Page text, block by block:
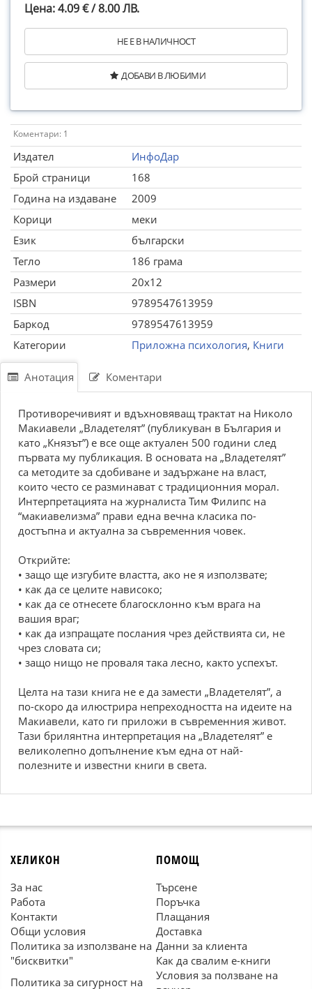
Цена: 4.09 € / 8.00 ЛВ.
НЕ Е В НАЛИЧНОСТ
ДОБАВИ В ЛЮБИМИ
Коментари: 1
Издател
ИнфоДар
Брой страници
168
Година на издаване
2009
Корици
меки
Език
български
Тегло
186 грама
Размери
20x12
ISBN
9789547613959
Баркод
9789547613959
Категории
Приложна психология, Книги
Анотация Коментари
Противоречивият и вдъхновяващ трактат на Николо
Макиавели „Владетелят” (публикуван в България и
като „Князът”) е все още актуален 500 години след
първата му публикация. В основата на „Владетелят”
са методите за сдобиване и задържане на власт,
които често се разминават с традиционния морал.
Интерпретацията на журналиста Тим Филипс на
“макиавелизма” прави една вечна класика по-
достъпна и актуална за съвременния човек.
Открийте:
• защо ще изгубите властта, ако не я използвате;
• как да се целите нависоко;
• как да се отнесете благосклонно към врага на
вашия враг;
• как да изпращате послания чрез действията си, не
чрез словата си;
• защо нищо не проваля така лесно, както успехът.
Целта на тази книга не е да замести „Владетелят”, а
по-скоро да илюстрира непреходността на идеите на
Макиавели, като ги приложи в съвременния живот.
Тази брилянтна интерпретация на „Владетелят” е
великолепно допълнение към една от най-
полезните и известни книги в света.
ХЕЛИКОН
За нас
Работа
Контакти
Общи условия
Политика за използване на
"бисквитки"
Политика за сигурност на
ПОМОЩ
Търсене
Поръчка
Плащания
Доставка
Данни за клиента
Как да свалим е-книги
Условия за ползване на